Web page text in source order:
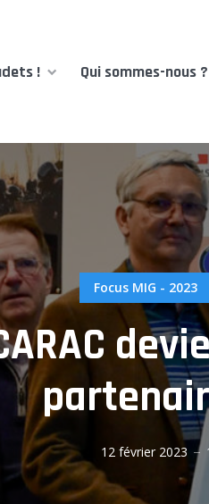
! Qui sommes-nous ?
Focus MIG - 2023
12 février 2023